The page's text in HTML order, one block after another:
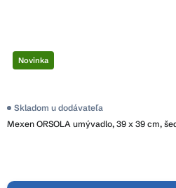
Novinka
Mexen ORSOLA umývadlo, 39 x 39 cm,
Skladom u dodávateľa